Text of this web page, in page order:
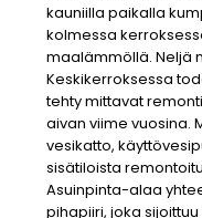
kauniilla paikalla
kolmessa
maalämmöllä. Neljä
Keskikerroksessa
tehty mittavat
aivan viime vuosina.
vesikatto,
sisätiloista
Asuinpinta-alaa
pihapiiri, joka